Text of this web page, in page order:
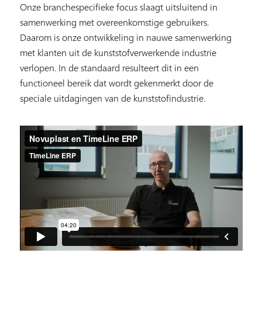
Onze branchespecifieke focus slaagt uitsluitend in
samenwerking met overeenkomstige gebruikers.
Daarom is onze ontwikkeling in nauwe samenwerking
met klanten uit de kunststofverwerkende industrie
verlopen. In de standaard resulteert dit in een
functioneel bereik dat wordt gekenmerkt door de
speciale uitdagingen van de kunststofindustrie.